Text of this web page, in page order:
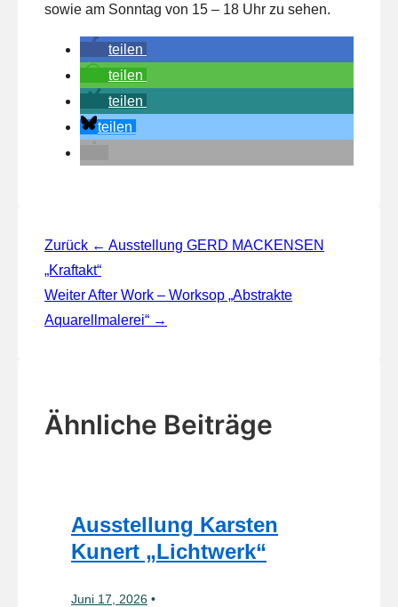
sowie am Sonntag von 15 – 18 Uhr zu sehen.
teilen
teilen
teilen
teilen
Beitragsnavigation
Zurück ← Ausstellung GERD MACKENSEN
„Kraftakt“
WeiterAfter Work – Worksop „Abstrakte
Aquarellmalerei“ →
Ähnliche Beiträge
Ausstellung Karsten
Kunert „Lichtwerk“
Juni 17, 2026